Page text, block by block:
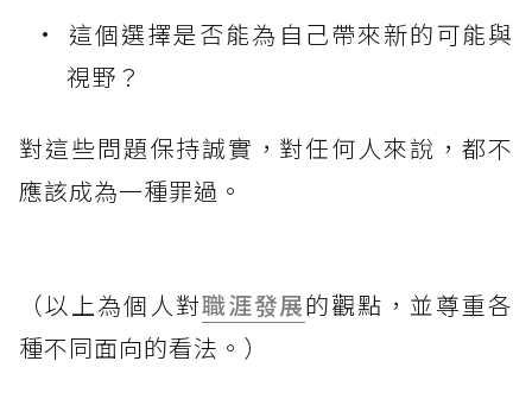
這個選擇是否能為自己帶來新的可能與
視野？
對這些問題保持誠實，對任何人來說，都不
應該成為一種罪過。
（以上為個人對職涯發展的觀點，並尊重各
種不同面向的看法。）